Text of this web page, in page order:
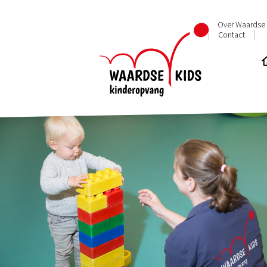
Over
Contact